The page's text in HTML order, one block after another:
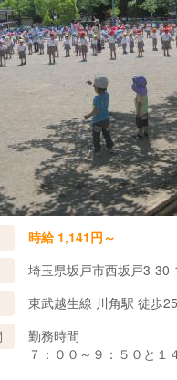
時給 1,141円～
埼玉県坂戸市西坂戸3-30-
東武越生線 川角駅 徒歩
勤務時間
７：００～９：５０と１